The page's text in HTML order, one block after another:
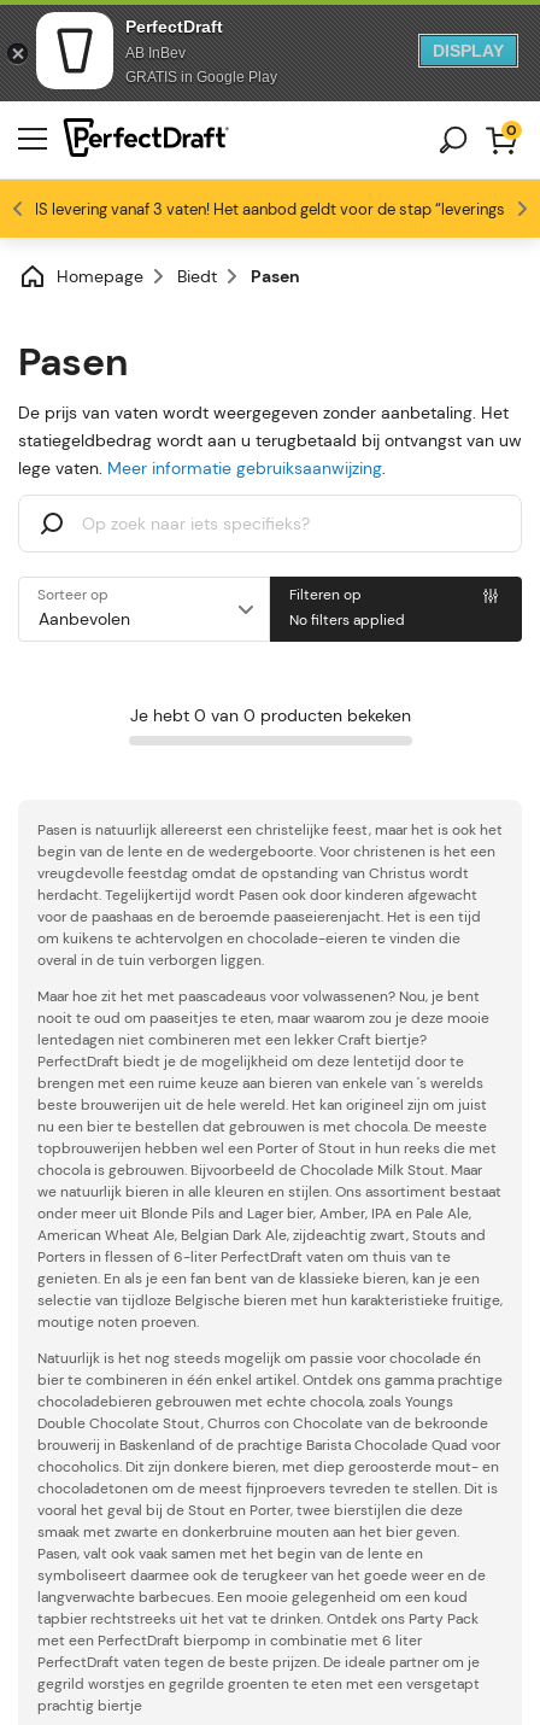
PerfectDraft
AB InBev
GRATIS in Google Play
DISPLAY
Doorgaan naar artikel
Overslaan naar voettekst
levering vanaf 3 vaten! Het aanbod geldt voor de stap “leveringswijze
Gratis levering
Profiteer van -10% vanaf 3 vaten!
Bierliefhebbers zijn dol op ons 4.6/5
0
Homepage Biedt Pasen
Pasen
De prijs van vaten wordt weergegeven zonder aanbetaling. Het
statiegeldbedrag wordt aan u terugbetaald bij ontvangst van uw
lege vaten. Meer informatie gebruiksaanwijzing.
Sorteer op
Filteren op
No filters applied
Je hebt 0 van 0 producten bekeken
Pasen is natuurlijk allereerst een christelijke feest, maar het is ook het
begin van de lente en de wedergeboorte. Voor christenen is het een
vreugdevolle feestdag omdat de opstanding van Christus wordt
herdacht. Tegelijkertijd wordt Pasen ook door kinderen afgewacht
voor de paashaas en de beroemde paaseierenjacht. Het is een tijd
om kuikens te achtervolgen en chocolade-eieren te vinden die
overal in de tuin verborgen liggen.
Maar hoe zit het met paascadeaus voor volwassenen? Nou, je bent
nooit te oud om paaseitjes te eten, maar waarom zou je deze mooie
lentedagen niet combineren met een lekker Craft biertje?
PerfectDraft biedt je de mogelijkheid om deze lentetijd door te
brengen met een ruime keuze aan bieren van enkele van 's werelds
beste brouwerijen uit de hele wereld. Het kan origineel zijn om juist
nu een bier te bestellen dat gebrouwen is met chocola. De meeste
topbrouwerijen hebben wel een Porter of Stout in hun reeks die met
chocola is gebrouwen. Bijvoorbeeld de Chocolade Milk Stout. Maar
we natuurlijk bieren in alle kleuren en stijlen. Ons assortiment bestaat
onder meer uit Blonde Pils and Lager bier, Amber, IPA en Pale Ale,
American Wheat Ale, Belgian Dark Ale, zijdeachtig zwart, Stouts and
Porters in flessen of 6-liter PerfectDraft vaten om thuis van te
genieten. En als je een fan bent van de klassieke bieren, kan je een
selectie van tijdloze Belgische bieren met hun karakteristieke fruitige,
moutige noten proeven.
Natuurlijk is het nog steeds mogelijk om passie voor chocolade én
bier te combineren in één enkel artikel. Ontdek ons gamma prachtige
chocoladebieren gebrouwen met echte chocola, zoals Youngs
Double Chocolate Stout, Churros con Chocolate van de bekroonde
brouwerij in Baskenland of de prachtige Barista Chocolade Quad voor
chocoholics. Dit zijn donkere bieren, met diep geroosterde mout- en
chocoladetonen om de meest fijnproevers tevreden te stellen. Dit is
vooral het geval bij de Stout en Porter, twee bierstijlen die deze
smaak met zwarte en donkerbruine mouten aan het bier geven.
Pasen, valt ook vaak samen met het begin van de lente en
symboliseert daarmee ook de terugkeer van het goede weer en de
langverwachte barbecues. Een mooie gelegenheid om een koud
tapbier rechtstreeks uit het vat te drinken. Ontdek ons Party Pack
met een PerfectDraft bierpomp in combinatie met 6 liter
PerfectDraft vaten tegen de beste prijzen. De ideale partner om je
gegrild worstjes en gegrilde groenten te eten met een versgetapt
prachtig biertje